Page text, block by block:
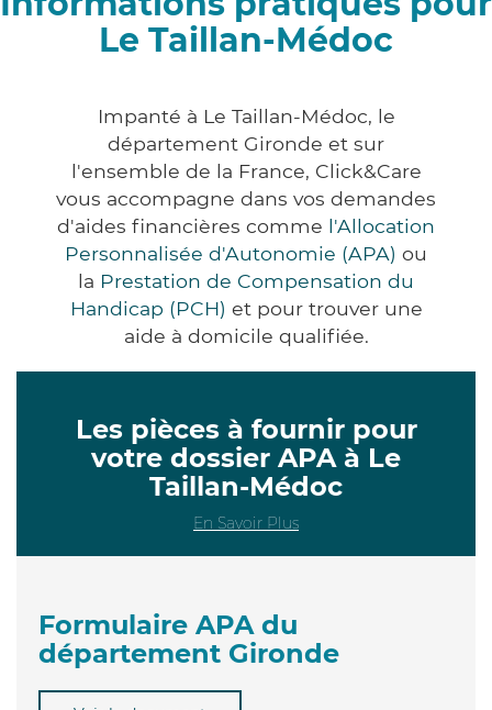
Le Taillan-Médoc
Impanté à Le Taillan-Médoc, le
département Gironde et sur
l'ensemble de la France, Click&Care
vous accompagne dans vos demandes
d'aides financières comme l'Allocation
Personnalisée d'Autonomie (APA) ou
la Prestation de Compensation du
Handicap (PCH) et pour trouver une
aide à domicile qualifiée.
Les pièces à fournir pour
votre dossier APA à Le
Taillan-Médoc
En Savoir Plus
Formulaire APA du
département Gironde